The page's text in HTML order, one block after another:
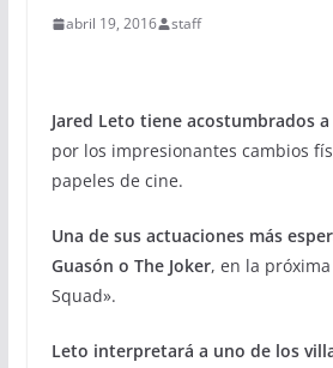
abril 19, 2016 staff
Jared Leto tiene acostumbrados
por los impresionantes cambios
papeles de cine.
Una de sus actuaciones más
Guasón o The Joker, en la
Squad».
Leto interpretará a uno de los